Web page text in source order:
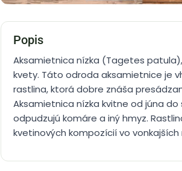
Popis
Aksamietnica nízka (Tagetes
kvety. Táto odroda aksamietnice je
rastlina, ktorá dobre znáša
Aksamietnica nízka kvitne od júna
odpudzujú komáre a iný hmyz.
kvetinových kompozícií vo